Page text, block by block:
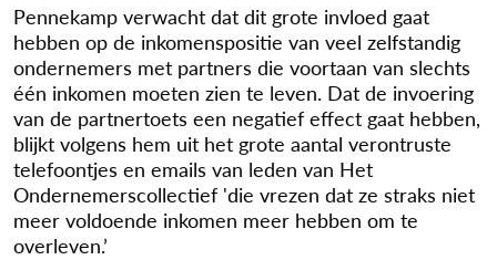
Pennekamp verwacht dat dit grote invloed gaat
hebben op de inkomenspositie van veel zelfstandig
ondernemers met partners die voortaan van slechts
één inkomen moeten zien te leven. Dat de invoering
van de partnertoets een negatief effect gaat hebben,
blijkt volgens hem uit het grote aantal verontruste
telefoontjes en emails van leden van Het
Ondernemerscollectief 'die vrezen dat ze straks niet
meer voldoende inkomen meer hebben om te
overleven.’